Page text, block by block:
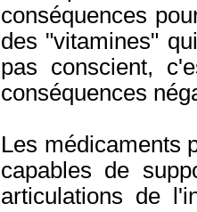
conséquences
des "vitamines"
pas conscient,
conséquences
Les médicaments
capables de
articulations de